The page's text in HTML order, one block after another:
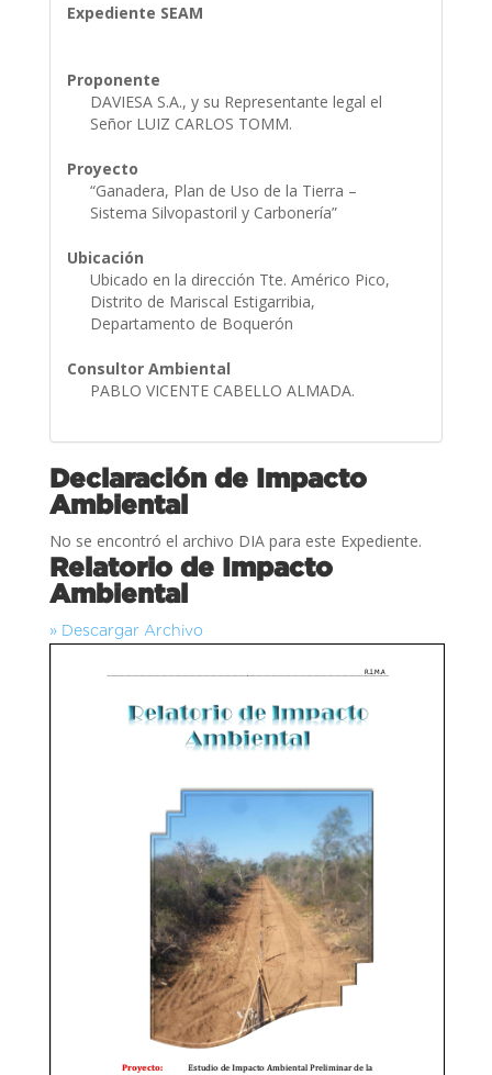
Expediente SEAM
Proponente
DAVIESA S.A., y su Representante legal el
Señor LUIZ CARLOS TOMM.
Proyecto
“Ganadera, Plan de Uso de la Tierra –
Sistema Silvopastoril y Carbonería”
Ubicación
Ubicado en la dirección Tte. Américo Pico,
Distrito de Mariscal Estigarribia,
Departamento de Boquerón
Consultor Ambiental
PABLO VICENTE CABELLO ALMADA.
Declaración de Impacto
Ambiental
No se encontró el archivo DIA para este Expediente.
Relatorio de Impacto
Ambiental
» Descargar Archivo